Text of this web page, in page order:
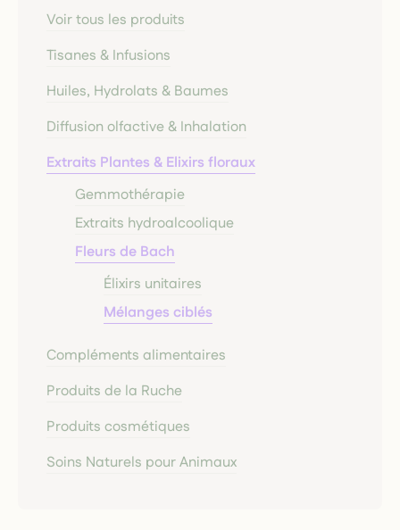
Voir tous les produits
Tisanes & Infusions
Huiles, Hydrolats & Baumes
Diffusion olfactive & Inhalation
Extraits Plantes & Elixirs floraux
Gemmothérapie
Extraits hydroalcoolique
Fleurs de Bach
Élixirs unitaires
Mélanges ciblés
Compléments alimentaires
Produits de la Ruche
Produits cosmétiques
Soins Naturels pour Animaux